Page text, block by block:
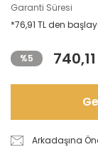
Garanti Süresi
*76,91 TL den
%5
Arkadaşına